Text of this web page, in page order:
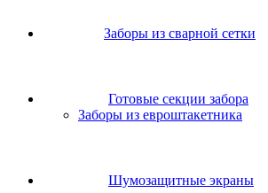
Заборы из сварной сетки
Готовые секции забора
Заборы из евроштакетника
Шумозащитные экраны